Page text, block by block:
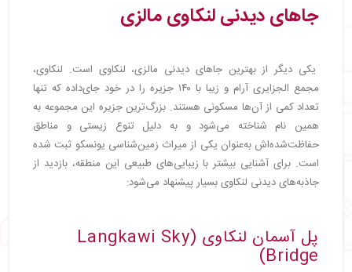
جاهای دیدنیلنکاویمالزی
یکی دیگر از بهترین جاهای دیدنی مالزی، لنکاوی است. لنکاوی،
مجمع الجزایری آرام و زیبا با ۱۴۰ جزیره را در خود جای‌داده که تنها
تعداد کمی از آن‌ها مسکونی هستند. بزرگ‌ترین جزیره این مجموعه به
همین نام شناخته می‌شود و به دلیل تنوع زیستی و مناطق
حفاظت‌شده‌اش به‌عنوان یکی از میراث زمین‌شناسی یونسکو ثبت شده
است. برای آشنایی بیشتر با زیبایی‌های طبیعی این منطقه، بازدید از
جاذبه‌های دیدنی لنکاوی بسیار پیشنهاد می‌شود:
پل آسمان لنکاوی (Langkawi Sky
Bridge)